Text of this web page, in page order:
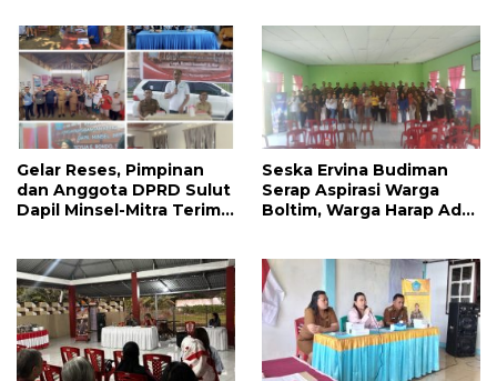
Gelar Reses, Pimpinan
dan Anggota DPRD Sulut
Dapil Minsel-Mitra Terima
Seska Ervina Budiman
Serap Aspirasi Warga
Boltim, Warga Harap Ada